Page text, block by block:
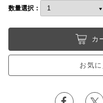
数量選択：
カ
お気